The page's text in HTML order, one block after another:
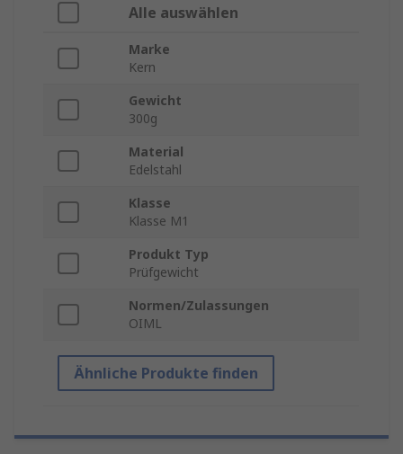
Alle auswählen
Marke
Kern
Gewicht
300g
Material
Edelstahl
Klasse
Klasse M1
Produkt Typ
Prüfgewicht
Normen/Zulassungen
OIML
Ähnliche Produkte finden